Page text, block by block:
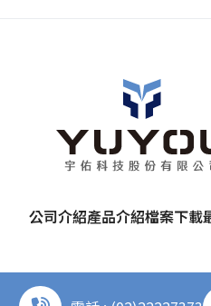
公司介紹產品介紹檔案下載